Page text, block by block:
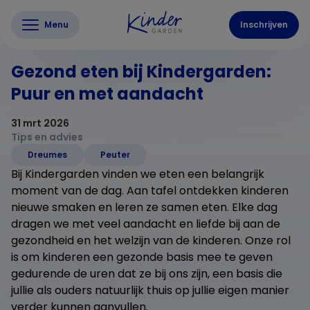
Menu Inschrijven
Gezond eten bij Kindergarden:
Puur en met aandacht
31 mrt 2026
Tips en advies
Dreumes Peuter
Bij Kindergarden vinden we eten een belangrijk
moment van de dag. Aan tafel ontdekken kinderen
nieuwe smaken en leren ze samen eten. Elke dag
dragen we met veel aandacht en liefde bij aan de
gezondheid en het welzijn van de kinderen. Onze rol
is om kinderen een gezonde basis mee te geven
gedurende de uren dat ze bij ons zijn, een basis die
jullie als ouders natuurlijk thuis op jullie eigen manier